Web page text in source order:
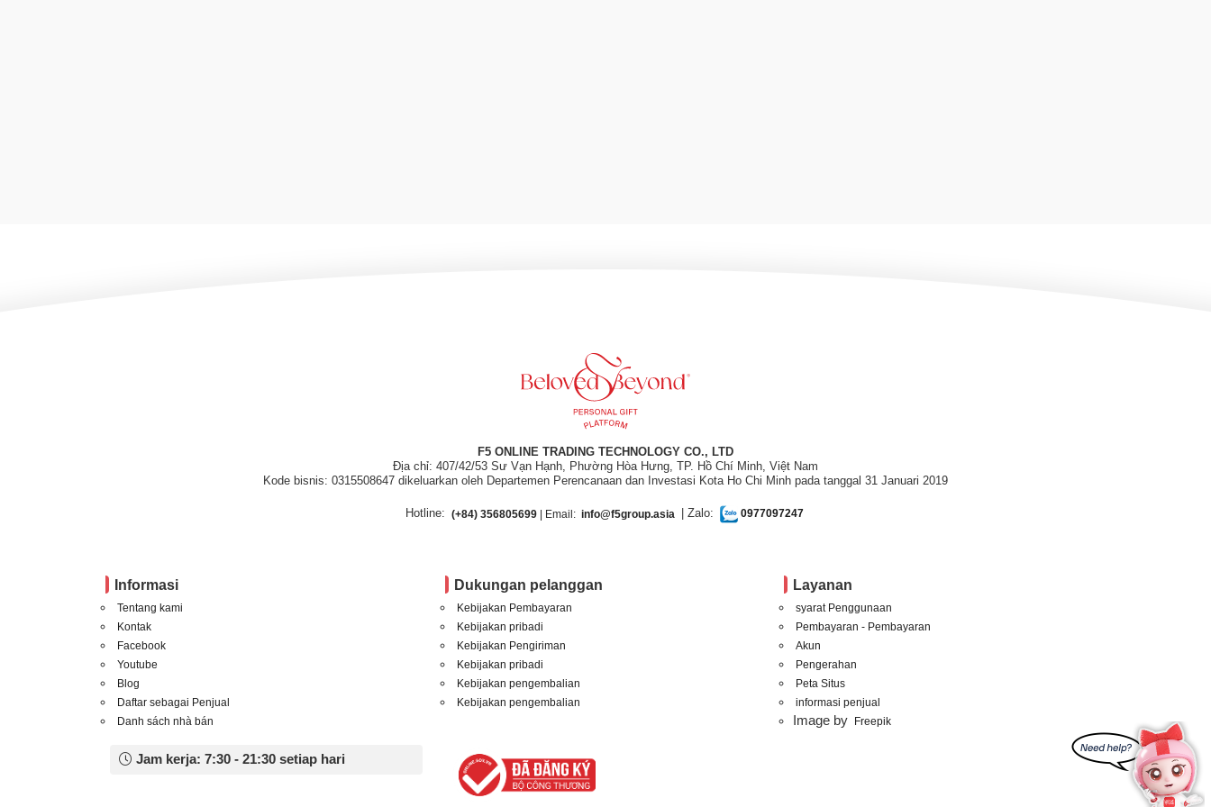
F5 ONLINE TRADING TECHNOLOGY CO., LTD
Địa chỉ: 407/42/53 Sư Vạn Hạnh, Phường Hòa Hưng, TP. Hồ Chí Minh, Việt Nam
Kode bisnis: 0315508647 dikeluarkan oleh Departemen Perencanaan dan Investasi Kota Ho Chi Minh pada tanggal 31 Januari 2019
Hotline: (+84) 356805699| Email: info@f5group.asia | Zalo: 0977097247
Informasi
Tentang kami
Kontak
Facebook
Youtube
Blog
Daftar sebagai Penjual
Danh sách nhà bán
Dukungan pelanggan
Kebijakan Pembayaran
Kebijakan pribadi
Kebijakan Pengiriman
Kebijakan pribadi
Kebijakan pengembalian
Kebijakan pengembalian
Layanan
syarat Penggunaan
Pembayaran - Pembayaran
Akun
Pengerahan
Peta Situs
informasi penjual
Image by Freepik
Jam kerja: 7:30 - 21:30 setiap hari